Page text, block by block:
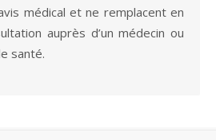
médical et ne remplacent en
auprès d’un médecin ou
santé.